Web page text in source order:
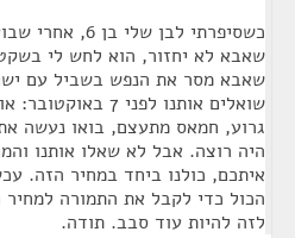
כשסיפרתי לבן
שאבא לא יחזור, הוא לחש לי
שאבא מסר את הנפש בשביל עם
שואלים אותנו לפני
גרוע, חמאס מתעצם, בואו נעשה
היה רוצה. אבל לא שאלו אותנו
איתכם, כולנו ביחד במחיר הזה.
הכול כדי לקבל את התמורה
לזה להיות עוד סבב. תודה.